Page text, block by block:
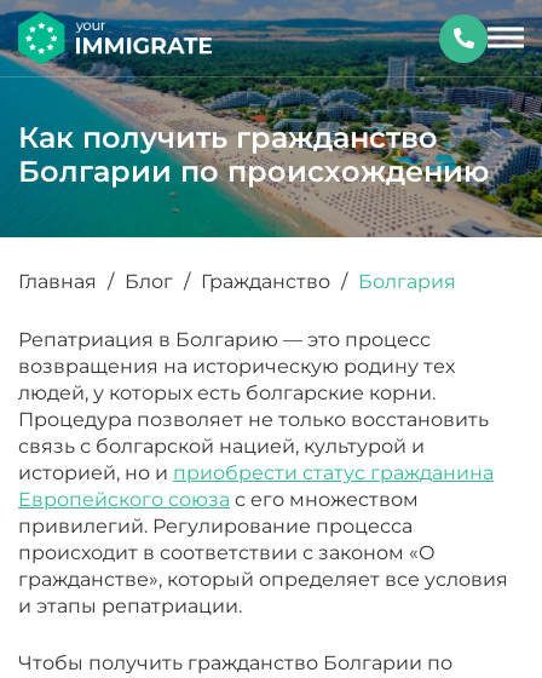
Как получить гражданство
Болгарии по происхождению
Главная / Блог / Гражданство / Болгария
Репатриация в Болгарию — это процесс
возвращения на историческую родину тех
людей, у которых есть болгарские корни.
Процедура позволяет не только восстановить
связь с болгарской нацией, культурой и
историей, но и приобрести статус гражданина
Европейского союза с его множеством
привилегий. Регулирование процесса
происходит в соответствии с законом «О
гражданстве», который определяет все условия
и этапы репатриации.
Чтобы получить гражданство Болгарии по